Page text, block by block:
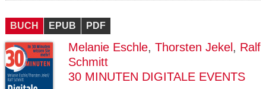
BUCH EPUB PDF
Melanie Eschle, Thorsten Jekel , Ralf
Schmitt
30 MINUTEN DIGITALE EVENTS